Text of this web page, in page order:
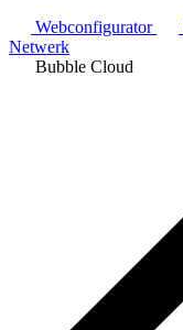
Webconfigurator
Netwerk
Bubble Cloud